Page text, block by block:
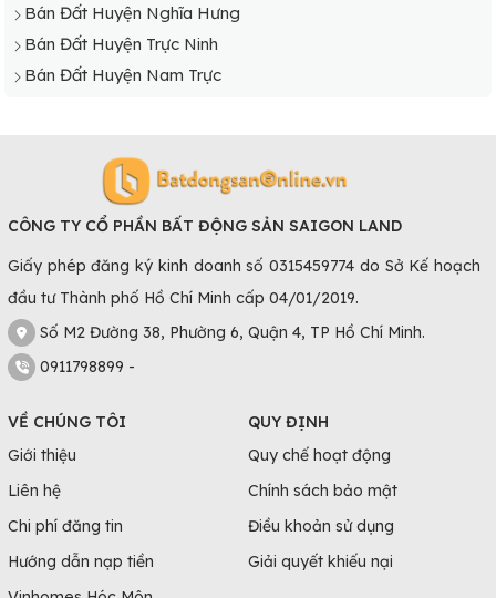
Bán Đất Huyện Nghĩa Hưng
Bán Đất Huyện Trực Ninh
Bán Đất Huyện Nam Trực
CÔNG TY CỔ PHẦN BẤT ĐỘNG SẢN SAIGON LAND
Giấy phép đăng ký kinh doanh số 0315459774 do Sở Kế hoạch
đầu tư Thành phố Hồ Chí Minh cấp 04/01/2019.
Số M2 Đường 38, Phường 6, Quận 4, TP Hồ Chí Minh.
0911798899 -
VỀ CHÚNG TÔI
Giới thiệu
Liên hệ
Chi phí đăng tin
Hướng dẫn nạp tiền
QUY ĐỊNH
Quy chế hoạt động
Chính sách bảo mật
Điều khoản sử dụng
Giải quyết khiếu nại